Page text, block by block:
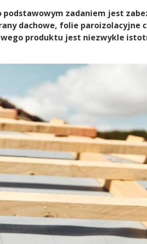
zadaniem jest
dachowe, folie paroizolacyjne
produktu jest niezwykle